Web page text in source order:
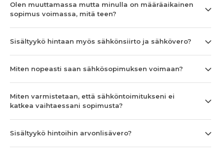
Olen muuttamassa mutta minulla on määräaikainen
sopimus voimassa, mitä teen?
Sisältyykö hintaan myös sähkönsiirto ja sähkövero?
Miten nopeasti saan sähkösopimuksen voimaan?
Miten varmistetaan, että sähköntoimitukseni ei
katkea vaihtaessani sopimusta?
Sisältyykö hintoihin arvonlisävero?